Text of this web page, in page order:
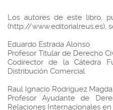
Los autores de este libro,
(http://www.editorialreus.es),
Eduardo Estrada Alonso
Profesor Titular de Derecho
Codirector de la Cátedra
Distribución Comercial
Raul Ignacio Rodríguez
Profesor Ayudante de
Relaciones Internacionales